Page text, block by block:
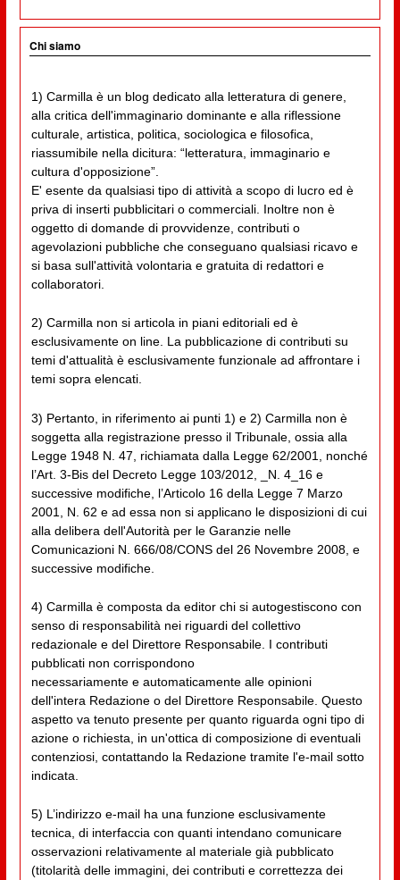
Chi siamo
1) Carmilla è un blog dedicato alla letteratura di genere,
alla critica dell'immaginario dominante e alla riflessione
culturale, artistica, politica, sociologica e filosofica,
riassumibile nella dicitura: “letteratura, immaginario e
cultura d'opposizione”.
E' esente da qualsiasi tipo di attività a scopo di lucro ed è
priva di inserti pubblicitari o commerciali. Inoltre non è
oggetto di domande di provvidenze, contributi o
agevolazioni pubbliche che conseguano qualsiasi ricavo e
si basa sull'attività volontaria e gratuita di redattori e
collaboratori.
2) Carmilla non si articola in piani editoriali ed è
esclusivamente on line. La pubblicazione di contributi su
temi d'attualità è esclusivamente funzionale ad affrontare i
temi sopra elencati.
3) Pertanto, in riferimento ai punti 1) e 2) Carmilla non è
soggetta alla registrazione presso il Tribunale, ossia alla
Legge 1948 N. 47, richiamata dalla Legge 62/2001, nonché
l’Art. 3-Bis del Decreto Legge 103/2012, _N. 4_16 e
successive modifiche, l’Articolo 16 della Legge 7 Marzo
2001, N. 62 e ad essa non si applicano le disposizioni di cui
alla delibera dell'Autorità per le Garanzie nelle
Comunicazioni N. 666/08/CONS del 26 Novembre 2008, e
successive modifiche.
4) Carmilla è composta da editor chi si autogestiscono con
senso di responsabilità nei riguardi del collettivo
redazionale e del Direttore Responsabile. I contributi
pubblicati non corrispondono
necessariamente e automaticamente alle opinioni
dell'intera Redazione o del Direttore Responsabile. Questo
aspetto va tenuto presente per quanto riguarda ogni tipo di
azione o richiesta, in un'ottica di composizione di eventuali
contenziosi, contattando la Redazione tramite l'e-mail sotto
indicata.
5) L’indirizzo e-mail ha una funzione esclusivamente
tecnica, di interfaccia con quanti intendano comunicare
osservazioni relativamente al materiale già pubblicato
(titolarità delle immagini, dei contributi e correttezza dei